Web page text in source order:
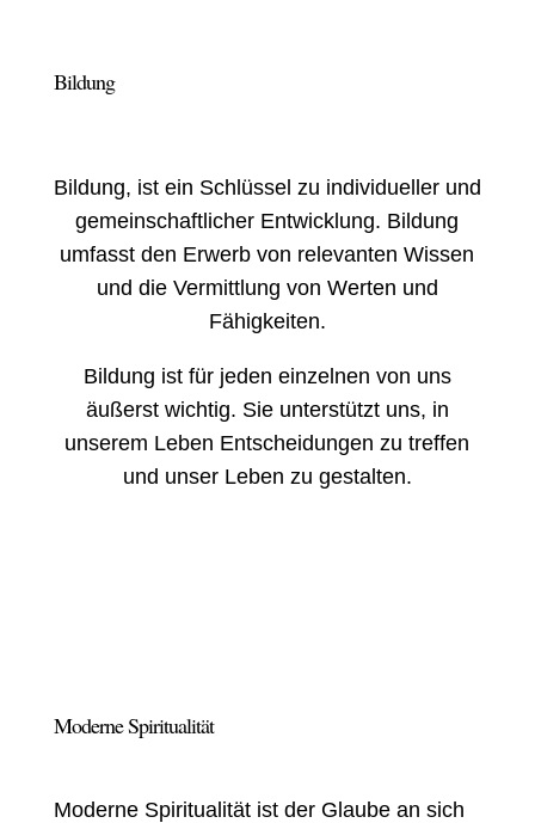
Bildung
Bildung, ist ein Schlüssel zu individueller und
gemeinschaftlicher Entwicklung. Bildung
umfasst den Erwerb von relevanten Wissen
und die Vermittlung von Werten und
Fähigkeiten.
Bildung ist für jeden einzelnen von uns
äußerst wichtig. Sie unterstützt uns, in
unserem Leben Entscheidungen zu treffen
und unser Leben zu gestalten.
Moderne Spiritualität
Moderne Spiritualität ist der Glaube an sich